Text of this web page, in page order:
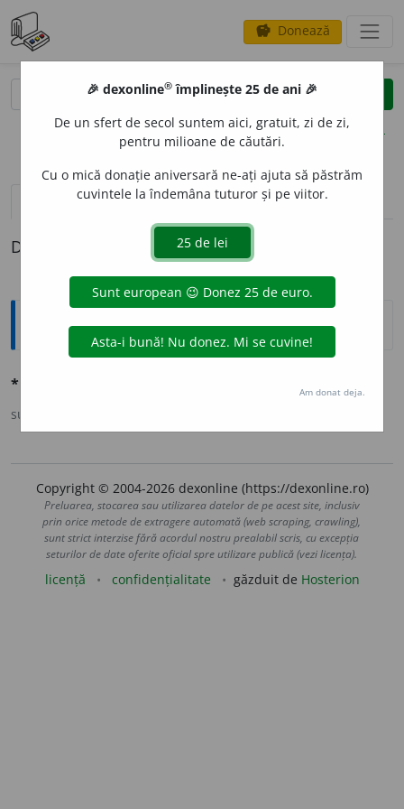
savings Donează
clear
opțiuni
definiții (1) pronunțievolume_up (37)
Definiția cu ID-ul 675422:
Explicative DEX
* dotát, -ă
sursa:
Copyright © 2004-2026 dexonline (https://dexonline.ro)
Preluarea, stocarea sau utilizarea datelor de pe acest site, inclusiv
prin orice metode de extragere automată (web scraping, crawling),
sunt strict interzise fără acordul nostru prealabil scris, cu excepția
seturilor de date oferite oficial spre utilizare publică (vezi licența).
licență confidențialitate găzduit de Hosterion
🎉 dexonline® împlinește 25 de ani 🎉
De un sfert de secol suntem aici, gratuit, zi de zi,
pentru milioane de căutări.
Cu o mică donație aniversară ne-ați ajuta să păstrăm
cuvintele la îndemâna tuturor și pe viitor.
Am donat deja.